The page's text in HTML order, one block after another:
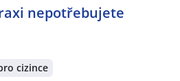
nepotřebujete
cizince